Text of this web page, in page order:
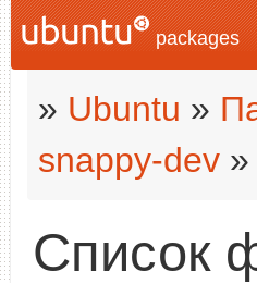
packages
» Ubuntu »
snappy-dev »
Список